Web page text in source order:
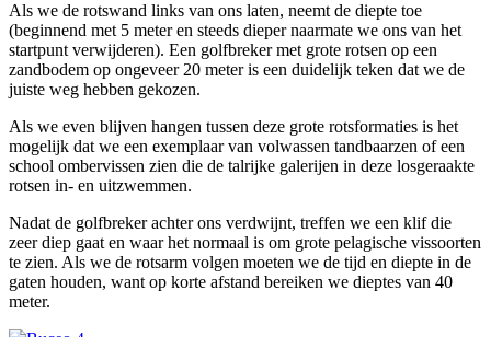
Als we de rotswand links van ons laten, neemt de diepte toe
(beginnend met 5 meter en steeds dieper naarmate we ons van het
startpunt verwijderen). Een golfbreker met grote rotsen op een
zandbodem op ongeveer 20 meter is een duidelijk teken dat we de
juiste weg hebben gekozen.
Als we even blijven hangen tussen deze grote rotsformaties is het
mogelijk dat we een exemplaar van volwassen tandbaarzen of een
school ombervissen zien die de talrijke galerijen in deze losgeraakte
rotsen in- en uitzwemmen.
Nadat de golfbreker achter ons verdwijnt, treffen we een klif die
zeer diep gaat en waar het normaal is om grote pelagische vissoorten
te zien. Als we de rotsarm volgen moeten we de tijd en diepte in de
gaten houden, want op korte afstand bereiken we dieptes van 40
meter.